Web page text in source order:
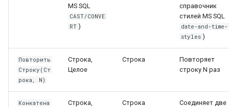
MS SQL
CAST/CONVE
RT )
справочник
стилей MS SQL
date-and-time-
styles )
Повторить
Строку(Ст
рока, N)
Строка,
Целое
Строка
Повторяет
строку N раз
Конкатена
Строка,
Строка
Соединяет две